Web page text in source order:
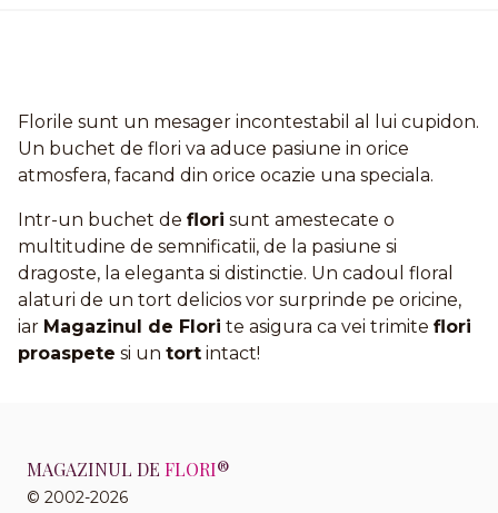
Florile sunt un mesager incontestabil al lui cupidon.
Un buchet de flori va aduce pasiune in orice
atmosfera, facand din orice ocazie una speciala.
Intr-un buchet de flori sunt amestecate o
multitudine de semnificatii, de la pasiune si
dragoste, la eleganta si distinctie. Un cadoul floral
alaturi de un tort delicios vor surprinde pe oricine,
iar Magazinul de Flori te asigura ca vei trimite flori
proaspete si un tort intact!
MAGAZINUL DE FLORI®
© 2002-2026